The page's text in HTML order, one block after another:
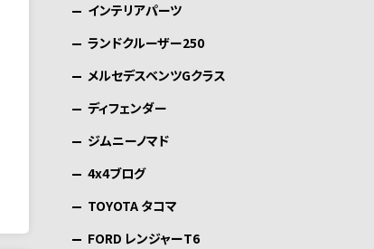
インテリアパーツ
ランドクルーザー250
メルセデスベンツGクラス
ディフェンダー
ジムニーノマド
4x4ブログ
TOYOTA タコマ
FORD レンジャーT6